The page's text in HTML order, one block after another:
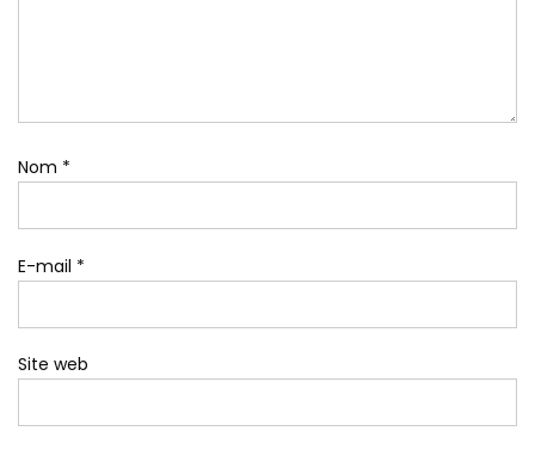
Nom *
E-mail *
Site web